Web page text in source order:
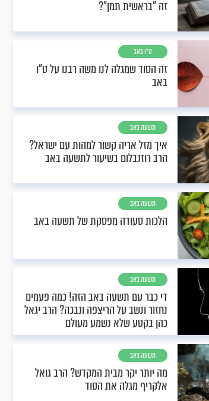
זה "בראשית תמן"?
ט"ו באב
זה הסוד שמגלה לנו משה רבנו על ט"ו
באב
תשעה באב
איך מזל אריה קשור למהות עם ישראל?
הרב רוזנבלום בשיעור לתשעה באב
תשעה באב
הלכות סעודה מפסקת של תשעה באב
תשעה באב
די כבר עם תשעה באב הזה! כמה פעמים
נחזור ונשב על הריצפה ונבכה? הרב יגאל
כהן בקטע שלא נשמע מעולם
תשעה באב
מה יותר יקר מבית המקדש? הרב גואל
אלקריף מגלה את הסוד